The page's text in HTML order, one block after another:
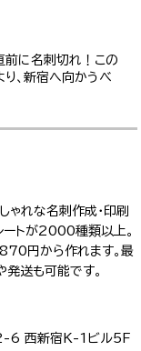
前に名刺切れ！この
り、新宿へ向かうべ
れな名刺作成・印刷
ートが2000種類以上。
円から作れます。最
送も可能です。
6 西新宿K-1ビル5F